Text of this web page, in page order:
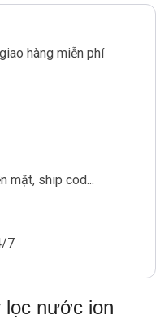
hàng miễn phí
mặt, ship cod...
7
lọc nước ion